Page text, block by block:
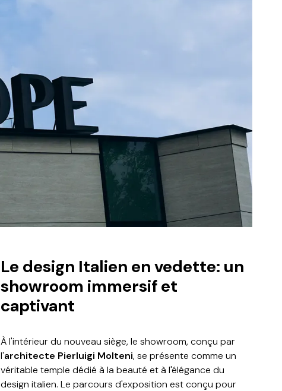
Le design Italien en vedette: un
showroom immersif et
captivant
À l'intérieur du nouveau siège, le showroom, conçu par
l'architecte Pierluigi Molteni, se présente comme un
véritable temple dédié à la beauté et à l'élégance du
design italien. Le parcours d'exposition est conçu pour